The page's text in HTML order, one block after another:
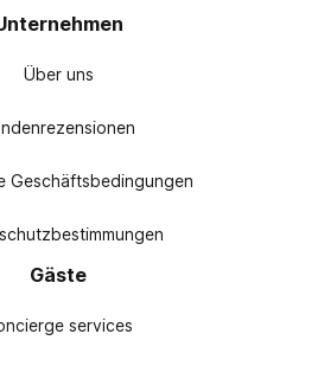
Über uns
Geschäftsbedingungen
Gäste
services